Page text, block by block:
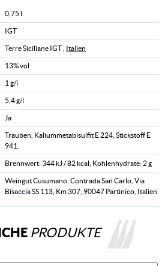
0,75 l
IGT
Terre Siciliane IGT , Italien
13% vol
1 g/l
5,4 g/l
Ja
Trauben, Kaliummetabisulfit E 224, Stickstoff E
941.
Brennwert: 344 kJ / 82 kcal, Kohlenhydrate: 2 g
Weingut Cusumano, Contrada San Carlo, Via
Bisaccia SS 113, Km 307, 90047 Partinico, Italien
PRODUKTE